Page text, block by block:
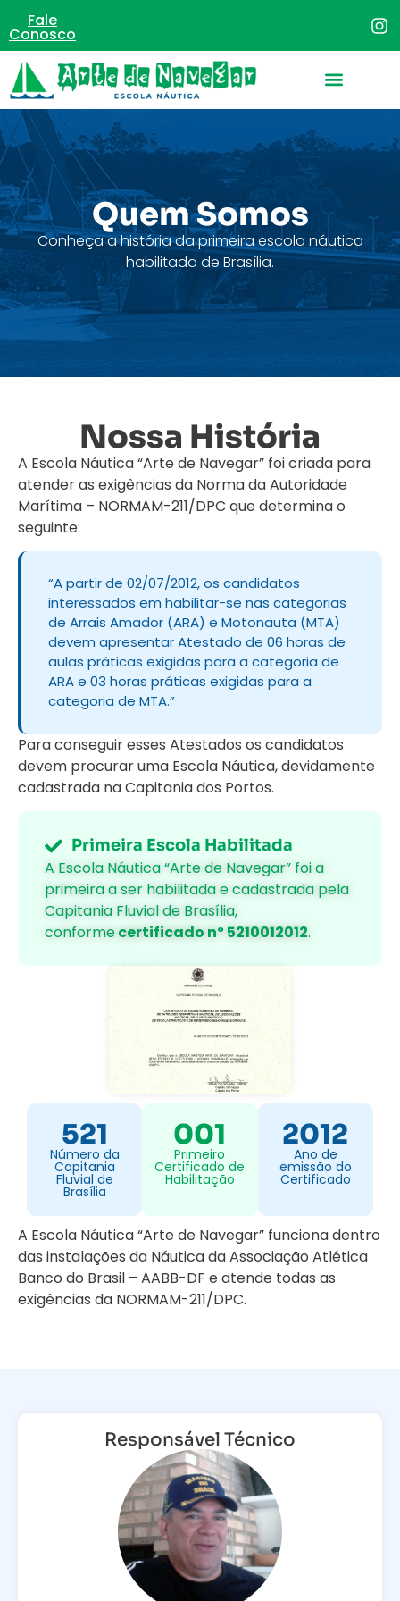
Fale
Conosco
Quem Somos
Conheça a história da primeira escola náutica
habilitada de Brasília.
Nossa História
A Escola Náutica “Arte de Navegar” foi criada para
atender as exigências da Norma da Autoridade
Marítima – NORMAM-211/DPC que determina o
seguinte:
“A partir de 02/07/2012, os candidatos
interessados em habilitar-se nas categorias
de Arrais Amador (ARA) e Motonauta (MTA)
devem apresentar Atestado de 06 horas de
aulas práticas exigidas para a categoria de
ARA e 03 horas práticas exigidas para a
categoria de MTA.”
Para conseguir esses Atestados os candidatos
devem procurar uma Escola Náutica, devidamente
cadastrada na Capitania dos Portos.
Primeira Escola Habilitada
A Escola Náutica “Arte de Navegar” foi a
primeira a ser habilitada e cadastrada pela
Capitania Fluvial de Brasília,
conformecertificado nº 5210012012.
521
Número da
Capitania
Fluvial de
Brasília
001
Primeiro
Certificado de
Habilitação
2012
Ano de
emissão do
Certificado
A Escola Náutica “Arte de Navegar” funciona dentro
das instalações da Náutica da Associação Atlética
Banco do Brasil – AABB-DF e atende todas as
exigências da NORMAM-211/DPC.
Responsável Técnico